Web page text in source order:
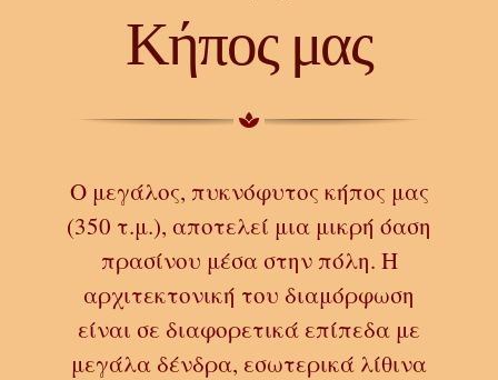
Κήπος μας
Ο μεγάλος, πυκνόφυτος κήπος μας
(350 τ.μ.), αποτελεί μια μικρή όαση
πρασίνου μέσα στην πόλη. Η
αρχιτεκτονική του διαμόρφωση
είναι σε διαφορετικά επίπεδα με
μεγάλα δένδρα, εσωτερικά λίθινα